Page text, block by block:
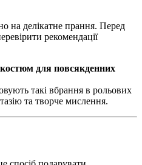
на делікатне прання. Перед
рекомендації
для повсякденних
такі вбрання в рольових
та творче мислення.